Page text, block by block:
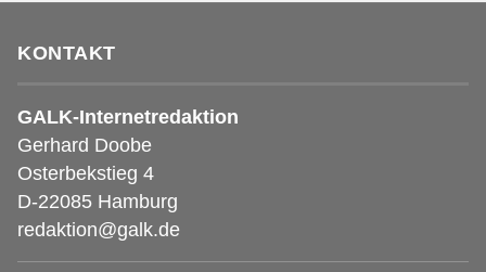
KONTAKT
GALK-Internetredaktion
Gerhard Doobe
Osterbekstieg 4
D-22085 Hamburg
redaktion@galk.de